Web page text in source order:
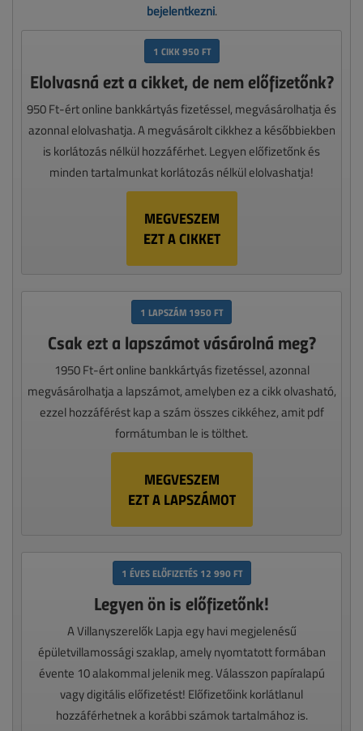
bejelentkezni.
1 CIKK 950 FT
Elolvasná ezt a cikket, de nem előfizetőnk?
950 Ft-ért online bankkártyás fizetéssel, megvásárolhatja és
azonnal elolvashatja. A megvásárolt cikkhez a későbbiekben
is korlátozás nélkül hozzáférhet. Legyen előfizetőnk és
minden tartalmunkat korlátozás nélkül elolvashatja!
MEGVESZEM
EZT A CIKKET
1 LAPSZÁM 1950 FT
Csak ezt a lapszámot vásárolná meg?
1950 Ft-ért online bankkártyás fizetéssel, azonnal
megvásárolhatja a lapszámot, amelyben ez a cikk olvasható,
ezzel hozzáférést kap a szám összes cikkéhez, amit pdf
formátumban le is tölthet.
MEGVESZEM
EZT A LAPSZÁMOT
1 ÉVES ELŐFIZETÉS 12 990 FT
Legyen ön is előfizetőnk!
A Villanyszerelők Lapja egy havi megjelenésű
épületvillamossági szaklap, amely nyomtatott formában
évente 10 alakommal jelenik meg. Válasszon papíralapú
vagy digitális előfizetést! Előfizetőink korlátlanul
hozzáférhetnek a korábbi számok tartalmához is.